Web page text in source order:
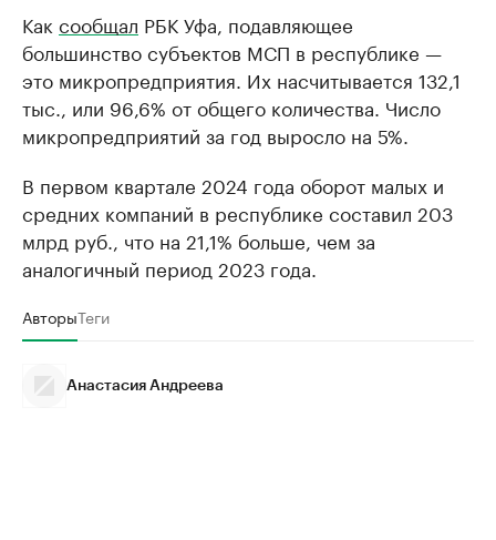
Как сообщал РБК Уфа, подавляющее
большинство субъектов МСП в республике —
это микропредприятия. Их насчитывается 132,1
тыс., или 96,6% от общего количества. Число
микропредприятий за год выросло на 5%.
В первом квартале 2024 года оборот малых и
средних компаний в республике составил 203
млрд руб., что на 21,1% больше, чем за
аналогичный период 2023 года.
АвторыТеги
Анастасия Андреева